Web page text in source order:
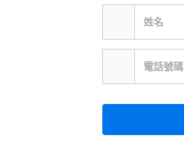
姓名
電話號碼